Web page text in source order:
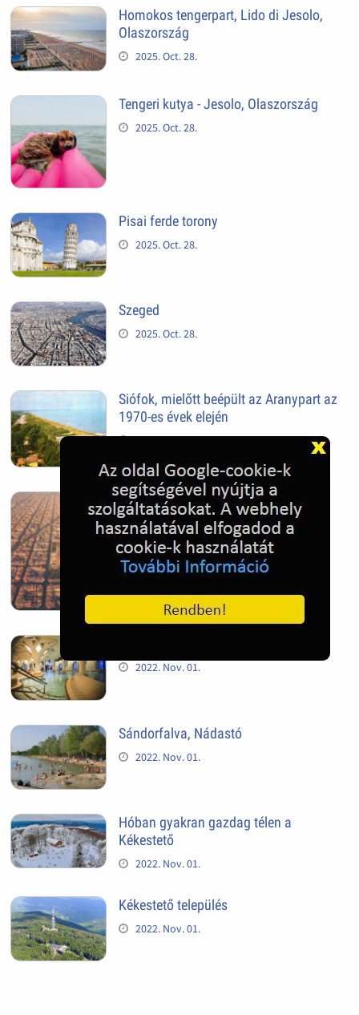
Homokos tengerpart, Lido di Jesolo,
Olaszország
2025. Oct. 28.
Tengeri kutya - Jesolo, Olaszország
2025. Oct. 28.
Pisai ferde torony
2025. Oct. 28.
Szeged
2025. Oct. 28.
Siófok, mielőtt beépült az Aranypart az
1970-es évek elején
2024. Nov. 17.
Barcelona, Spanyolország
2022. Dec. 04.
2022. Nov. 01.
Sándorfalva, Nádastó
2022. Nov. 01.
Hóban gyakran gazdag télen a
Kékestető
2022. Nov. 01.
Kékestető település
2022. Nov. 01.